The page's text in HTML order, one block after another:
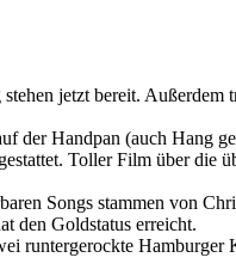
jetzt bereit. Außerdem
der Handpan (auch Hang
Toller Film über die
Songs stammen von
den Goldstatus erreicht.
runtergerockte Hamburger